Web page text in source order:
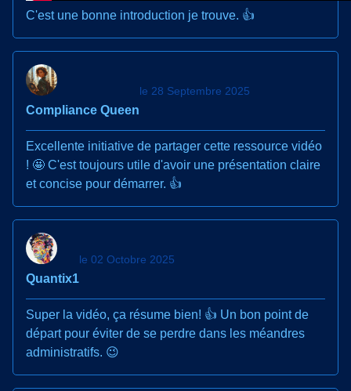
C'est une bonne introduction je trouve. 👍
Compliance Queen
le 28 Septembre 2025
Excellente initiative de partager cette ressource vidéo
! 🤩 C'est toujours utile d'avoir une présentation claire
et concise pour démarrer. 👍
Quantix1
le 02 Octobre 2025
Super la vidéo, ça résume bien! 👍 Un bon point de
départ pour éviter de se perdre dans les méandres
administratifs. 😉